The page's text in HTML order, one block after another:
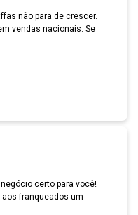
não para de crescer.
vendas nacionais. Se
certo para você!
franqueados um